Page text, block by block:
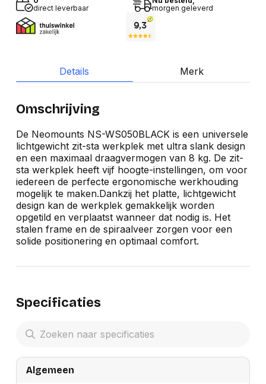
direct leverbaar
morgen geleverd
Details Merk
Omschrijving
De Neomounts NS-WS050BLACK is een universele
lichtgewicht zit-sta werkplek met ultra slank design
en een maximaal draagvermogen van 8 kg. De zit-
sta werkplek heeft vijf hoogte-instellingen, om voor
iedereen de perfecte ergonomische werkhouding
mogelijk te maken.Dankzij het platte, lichtgewicht
design kan de werkplek gemakkelijk worden
opgetild en verplaatst wanneer dat nodig is. Het
stalen frame en de spiraalveer zorgen voor een
solide positionering en optimaal comfort.
Specificaties
Algemeen